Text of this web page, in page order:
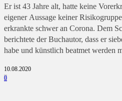
Er ist 43 Jahre alt, hatte keine
eigener Aussage keiner
erkrankte schwer an Corona. Dem
berichtete der Buchautor, dass er
habe und künstlich beatmet werden
10.08.2020
0